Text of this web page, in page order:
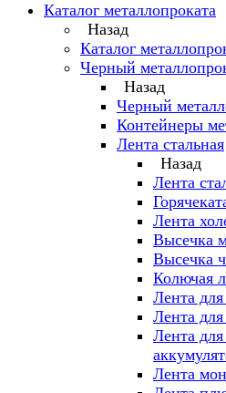
Каталог металлопроката
Назад
Каталог
Черный
Назад
Черный
Контейнеры
Лента стальная
Назад
Лента
Лента
Высечка
Высечка
Колючая
Лента
Лента
Лента
Лента